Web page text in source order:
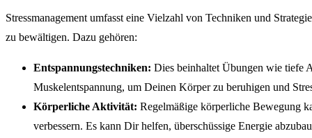
Stressmanagement umfasst eine Vielzahl von Techniken und
zu bewältigen. Dazu gehören:
Entspannungstechniken: Dies beinhaltet Übungen wie tiefe
Muskelentspannung, um Deinen Körper zu beruhigen und
Körperliche Aktivität: Regelmäßige körperliche Bewegung
verbessern. Es kann Dir helfen, überschüssige Energie